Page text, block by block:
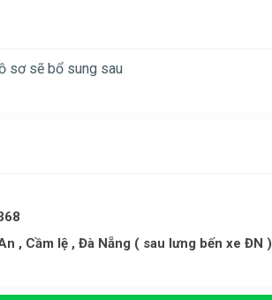
sơ sẽ bổ sung sau
, Cầm lệ , Đà Nẵng ( sau lưng bến xe ĐN )